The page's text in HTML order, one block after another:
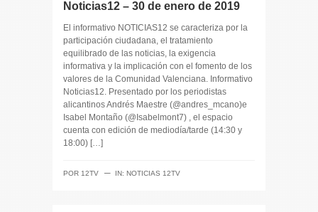
Noticias12 – 30 de enero de 2019
El informativo NOTICIAS12 se caracteriza por la
participación ciudadana, el tratamiento
equilibrado de las noticias, la exigencia
informativa y la implicación con el fomento de los
valores de la Comunidad Valenciana. Informativo
Noticias12. Presentado por los periodistas
alicantinos Andrés Maestre (@andres_mcano)e
Isabel Montaño (@Isabelmont7) , el espacio
cuenta con edición de mediodía/tarde (14:30 y
18:00) […]
POR 12TV ─ IN: NOTICIAS 12TV